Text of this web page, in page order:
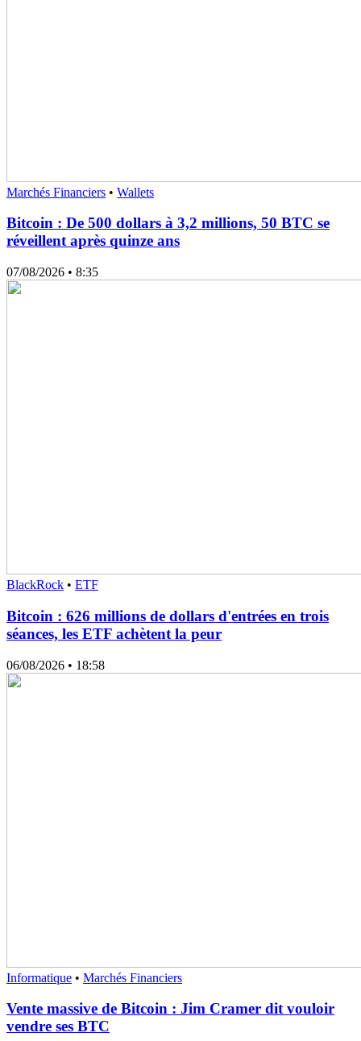
Marchés Financiers • Wallets
Bitcoin : De 500 dollars à 3,2 millions, 50 BTC se
réveillent après quinze ans
07/08/2026 • 8:35
BlackRock • ETF
Bitcoin : 626 millions de dollars d'entrées en trois
séances, les ETF achètent la peur
06/08/2026 • 18:58
Informatique • Marchés Financiers
Vente massive de Bitcoin : Jim Cramer dit vouloir
vendre ses BTC